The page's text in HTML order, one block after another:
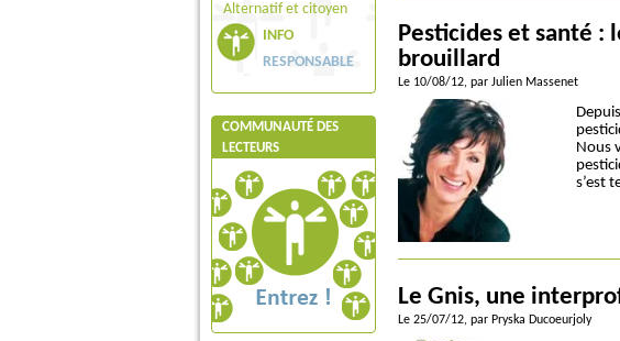
Alternatif et citoyen
INFO
RESPONSABLE
COMMUNAUTÉ DES
LECTEURS
Pesticides et santé :
brouillard
Le 10/08/12, par Julien Massenet
Nous
s’est
Le Gnis, une
Le 25/07/12, par Pryska Ducoeurjoly